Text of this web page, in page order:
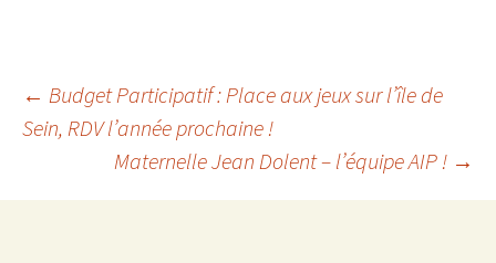
Navigation
← Budget Participatif : Place aux jeux sur l’île de
Sein, RDV l’année prochaine !
Maternelle Jean Dolent – l’équipe AIP ! →